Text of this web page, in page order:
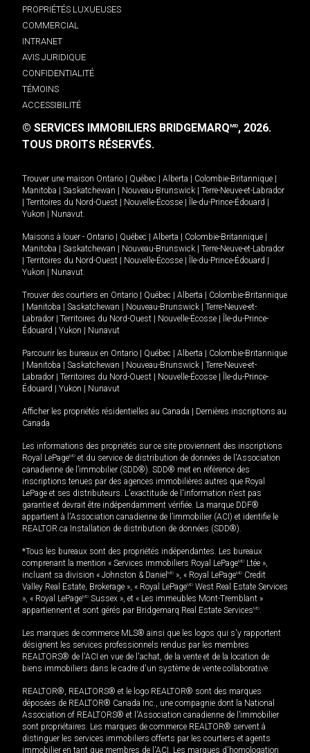
PROPRIÉTÉS LUXUEUSES
COMMERCIAL
INTRANET
AVIS JURIDIQUE
CONFIDENTIALITÉ
TÉMOINS
ACCESSIBILITÉ
© SERVICES IMMOBILIERS BRIDGEMARQMD, 2026.
TOUS DROITS RÉSERVÉS.
Trouver une maison Ontario Québec Alberta Colombie-Britannique
Manitoba
Saskatchewan Nouveau-Brunswick
Terre-Neuve-et-Labrador
Territoires du Nord-Ouest Nouvelle-Écosse Île-du-Prince-Édouard
Yukon
Nunavut.
Maisons à louer - Ontario Québec Alberta Colombie-Britannique
Manitoba
Saskatchewan Nouveau-Brunswick
Terre-Neuve-et-Labrador
Territoires du Nord-Ouest Nouvelle-Écosse Île-du-Prince-Édouard
Yukon
Nunavut.
Trouver des courtiers en Ontario Québec Alberta
Colombie-Britannique
Manitoba Saskatchewan Nouveau-Brunswick
Terre-Neuve-et-
Labrador
Territoires du Nord-Ouest Nouvelle-Écosse
Île-du-Prince-
Édouard
Yukon Nunavut
Parcourir les bureaux en Ontario Québec Alberta
Colombie-Britannique
Manitoba Saskatchewan Nouveau-Brunswick
Terre-Neuve-et-
Labrador
Territoires du Nord-Ouest Nouvelle-Écosse
Île-du-Prince-
Édouard
Yukon Nunavut
Afficher les propriétés résidentielles au Canada
Dernières inscriptions au
Canada
Les informations des propriétés sur ce site proviennent des inscriptions
Royal LePageMD et du service de distribution de données de l'Association
canadienne de l’immobilier (SDD®). SDD® met en référence des
inscriptions tenues par des agences immobilières autres que Royal
LePage et ses distributeurs. L'exactitude de l'information n'est pas
garantie et devrait être indépendamment vérifiée. La marque DDF®
appartient à l'Association canadienne de l’immobilier (ACI) et identifie le
REALTOR.ca Installation de distribution de données (SDD®).
*Tous les bureaux sont des propriétés indépendantes. Les bureaux
comprenant la mention « Services immobiliers Royal LePageMD Ltée »,
incluant sa division « Johnston & Daniel MD », « Royal LePageMD Credit
Valley Real Estate, Brokerage », « Royal LePageMD West Real Estate Services
», « Royal LePageMD Sussex », et « Les immeubles Mont-Tremblant »
appartiennent et sont gérés par Bridgemarq Real Estate ServicesMD.
Les marques de commerce MLS® ainsi que les logos qui s'y rapportent
désignent les services professionnels rendus par les membres
REALTORS® de l'ACI en vue de l'achat, de la vente et de la location de
biens immobiliers dans le cadre d'un système de vente collaborative.
REALTOR®, REALTORS® et le logo REALTOR® sont des marques
déposées de REALTOR® Canada Inc., une compagnie dont la National
Association of REALTORS® et l'Association canadienne de l’immobilier
sont propriétaires. Les marques de commerce REALTOR® servent à
distinguer les services immobiliers offerts par les courtiers et agents
immobilier en tant que membres de l'ACI. Les marques d'homologation